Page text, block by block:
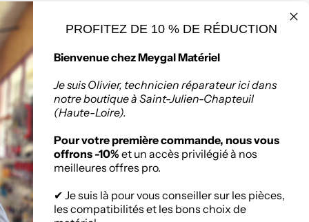
de matériaux
à Saint-
Zone Artisanale, 336
Mauras, 43260
Chapteuil
Politique de retours
PROFITEZ DE 10 % DE RÉDUCTION
Bienvenue chez Meygal Matériel
Je suis Olivier, technicien réparateur ici dans
notre boutique à Saint-Julien-Chapteuil
(Haute-Loire).
Pour votre première commande, nous vous
offrons -10% et un accès privilégié à nos
meilleures offres pro.
✔ Je suis là pour vous conseiller sur les pièces,
les compatibilités et les bons choix de